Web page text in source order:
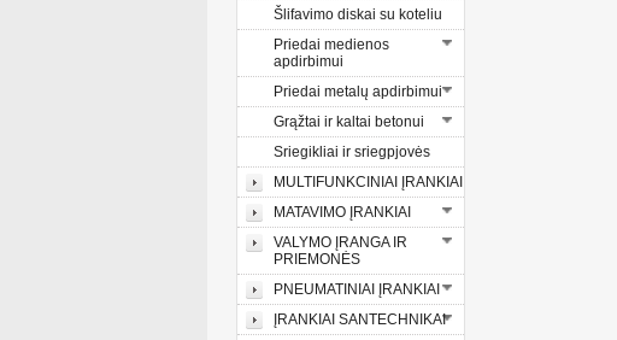
Šlifavimo diskai su koteliu
Priedai medienos
apdirbimui
Priedai metalų apdirbimui
Grąžtai ir kaltai betonui
Sriegikliai ir sriegpjovės
MULTIFUNKCINIAI ĮRANKIAI
MATAVIMO ĮRANKIAI
VALYMO ĮRANGA IR
PRIEMONĖS
PNEUMATINIAI ĮRANKIAI
ĮRANKIAI SANTECHNIKAI